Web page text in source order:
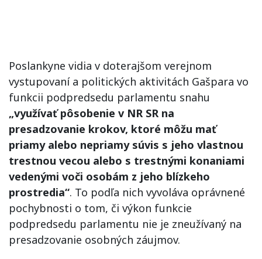
Poslankyne vidia v doterajšom verejnom
vystupovaní a politických aktivitách Gašpara vo
funkcii podpredsedu parlamentu snahu
„využívať pôsobenie v NR SR na
presadzovanie krokov, ktoré môžu mať
priamy alebo nepriamy súvis s jeho vlastnou
trestnou vecou alebo s trestnými konaniami
vedenými voči osobám z jeho blízkeho
prostredia“. To podľa nich vyvoláva oprávnené
pochybnosti o tom, či výkon funkcie
podpredsedu parlamentu nie je zneužívaný na
presadzovanie osobných záujmov.